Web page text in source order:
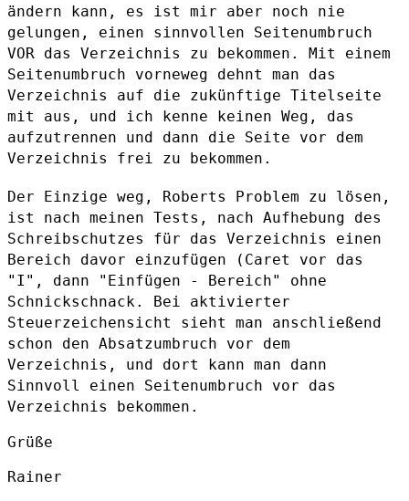
ändern kann, es ist mir aber noch nie
gelungen, einen sinnvollen Seitenumbruch
VOR das Verzeichnis zu bekommen. Mit einem
Seitenumbruch vorneweg dehnt man das
Verzeichnis auf die zukünftige Titelseite
mit aus, und ich kenne keinen Weg, das
aufzutrennen und dann die Seite vor dem
Verzeichnis frei zu bekommen.
Der Einzige weg, Roberts Problem zu lösen,
ist nach meinen Tests, nach Aufhebung des
Schreibschutzes für das Verzeichnis einen
Bereich davor einzufügen (Caret vor das
"I", dann "Einfügen - Bereich" ohne
Schnickschnack. Bei aktivierter
Steuerzeichensicht sieht man anschließend
schon den Absatzumbruch vor dem
Verzeichnis, und dort kann man dann
Sinnvoll einen Seitenumbruch vor das
Verzeichnis bekommen.
Grüße
Rainer